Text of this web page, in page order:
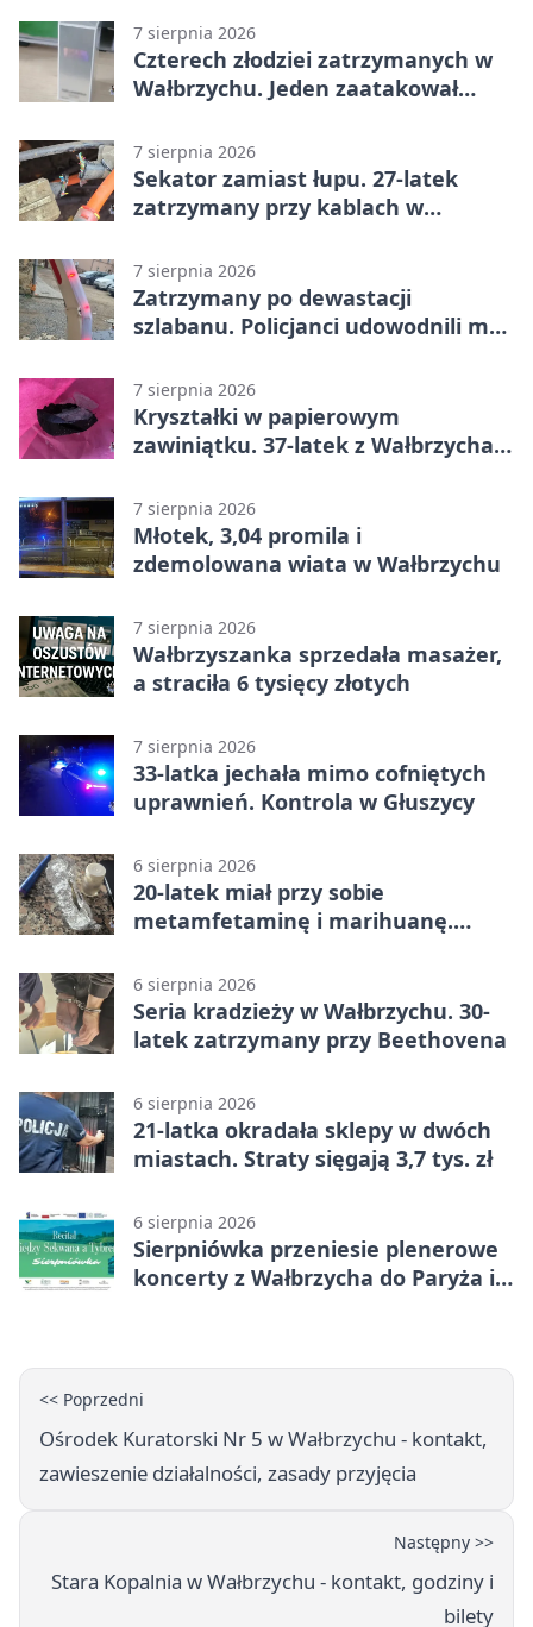
7 sierpnia 2026
Czterech złodziei zatrzymanych w
Wałbrzychu. Jeden zaatakował
7 sierpnia 2026
Sekator zamiast łupu. 27-latek
zatrzymany przy kablach w
7 sierpnia 2026
Zatrzymany po dewastacji
szlabanu. Policjanci udowodnili mu
7 sierpnia 2026
Kryształki w papierowym
zawiniątku. 37-latek z Wałbrzycha
7 sierpnia 2026
Młotek, 3,04 promila i
zdemolowana wiata w Wałbrzychu
7 sierpnia 2026
Wałbrzyszanka sprzedała masażer,
a straciła 6 tysięcy złotych
7 sierpnia 2026
33-latka jechała mimo cofniętych
uprawnień. Kontrola w Głuszycy
6 sierpnia 2026
20-latek miał przy sobie
metamfetaminę i marihuanę.
6 sierpnia 2026
Seria kradzieży w Wałbrzychu. 30-
latek zatrzymany przy Beethovena
6 sierpnia 2026
21-latka okradała sklepy w dwóch
miastach. Straty sięgają 3,7 tys. zł
6 sierpnia 2026
Sierpniówka przeniesie plenerowe
koncerty z Wałbrzycha do Paryża i
<< Poprzedni
Ośrodek Kuratorski Nr 5 w Wałbrzychu - kontakt,
zawieszenie działalności, zasady przyjęcia
Następny >>
Stara Kopalnia w Wałbrzychu - kontakt, godziny i
bilety